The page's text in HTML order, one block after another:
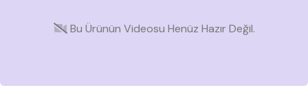
Bu Ürünün Videosu Henüz Hazır Değil.